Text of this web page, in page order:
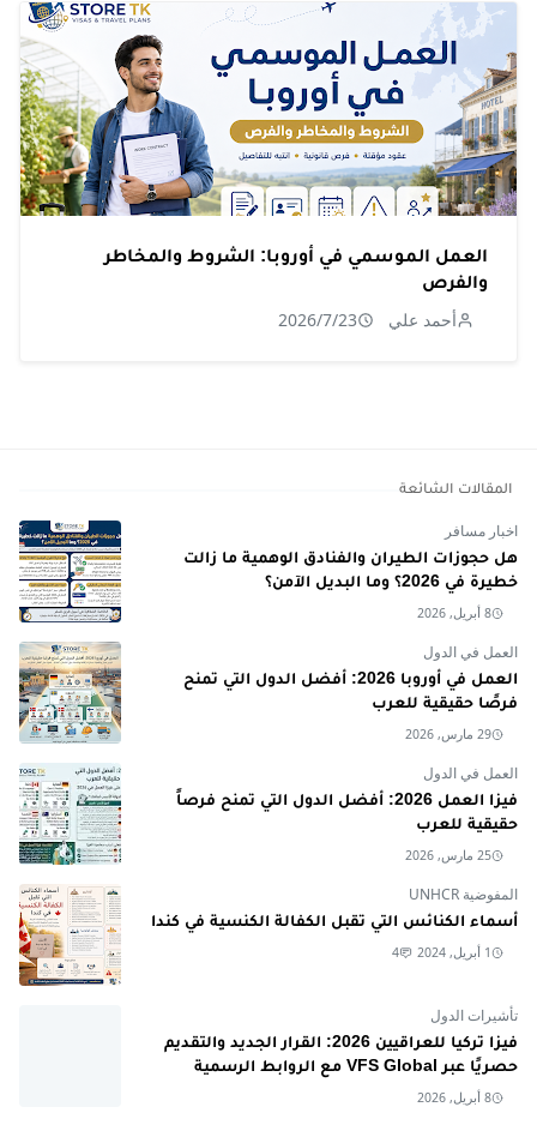
العمل الموسمي في أوروبا: الشروط والمخاطر
والفرص
أحمد علي 2026/7/23
المقالات الشائعة
اخبار مسافر
هل حجوزات الطيران والفنادق الوهمية ما زالت
خطيرة في 2026؟ وما البديل الآمن؟
8 أبريل, 2026
العمل في الدول
العمل في أوروبا 2026: أفضل الدول التي تمنح
فرصًا حقيقية للعرب
29 مارس, 2026
العمل في الدول
فيزا العمل 2026: أفضل الدول التي تمنح فرصاً
حقيقية للعرب
25 مارس, 2026
المفوضية UNHCR
أسماء الكنائس التي تقبل الكفالة الكنسية في كندا
1 أبريل, 2024 4
تأشيرات الدول
فيزا تركيا للعراقيين 2026: القرار الجديد والتقديم
حصريًا عبر VFS Global مع الروابط الرسمية
8 أبريل, 2026